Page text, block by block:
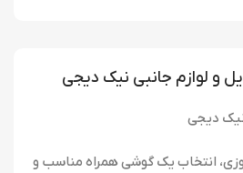
و لوازم جانبی نیک دیجی
دیجی
انتخاب یک گوشی همراه مناسب و